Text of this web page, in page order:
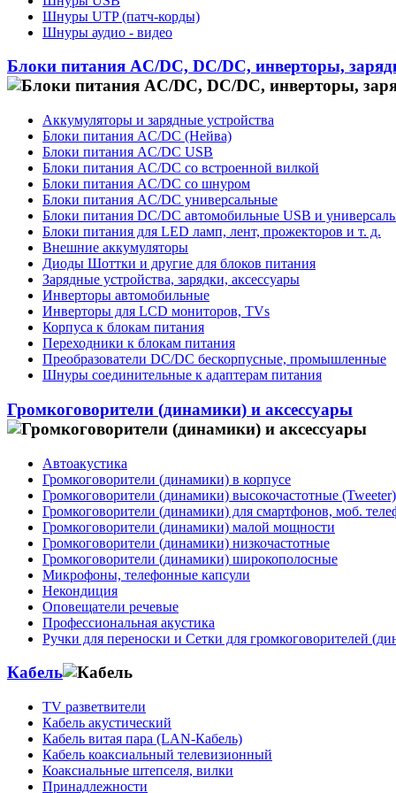
Шнуры UTP (патч-корды)
Шнуры аудио - видео
Блоки питания AC/DC, DC/DC, инверторы,
Аккумуляторы и зарядные устройства
Блоки питания AC/DC (Нейва)
Блоки питания AC/DC USB
Блоки питания AC/DC со встроенной вилкой
Блоки питания AC/DC со шнуром
Блоки питания AC/DC универсальные
Блоки питания DC/DC автомобильные USB и
Блоки питания для LED ламп, лент, прожекторов и т. д.
Внешние аккумуляторы
Диоды Шоттки и другие для блоков питания
Зарядные устройства, зарядки, аксессуары
Инверторы автомобильные
Инверторы для LCD мониторов, TVs
Корпуса к блокам питания
Переходники к блокам питания
Преобразователи DC/DC бескорпусные, промышленные
Шнуры соединительные к адаптерам питания
Громкоговорители (динамики) и аксессуары
Автоакустика
Громкоговорители (динамики) в корпусе
Громкоговорители (динамики) высокочастотные (Tweeter)
Громкоговорители (динамики) для смартфонов, моб.
Громкоговорители (динамики) малой мощности
Громкоговорители (динамики) низкочастотные
Громкоговорители (динамики) широкополосные
Микрофоны, телефонные капсули
Некондиция
Оповещатели речевые
Профессиональная акустика
Ручки для переноски и Сетки для громкоговорителей
Кабель
TV разветвители
Кабель акустический
Кабель витая пара (LAN-Кабель)
Кабель коаксиальный телевизионный
Коаксиальные штепселя, вилки
Принадлежности